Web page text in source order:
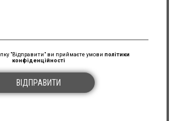
"Відправити" ви приймаєте умови політики
конфіденційності
ВІДПРАВИТИ